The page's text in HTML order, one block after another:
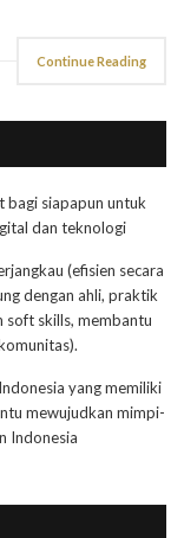
Continue Reading
bagi siapapun untuk
dan teknologi
(efisien secara
dengan ahli, praktik
soft skills, membantu
yang memiliki
mewujudkan mimpi-
Indonesia